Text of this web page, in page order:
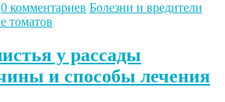
0 комментариев Болезни и вредители
томатов
у рассады
и способы лечения